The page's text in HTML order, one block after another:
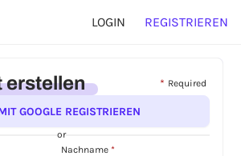
LOGIN REGISTRIEREN
erstellen * Required
GOOGLE REGISTRIEREN
or
Nachname *